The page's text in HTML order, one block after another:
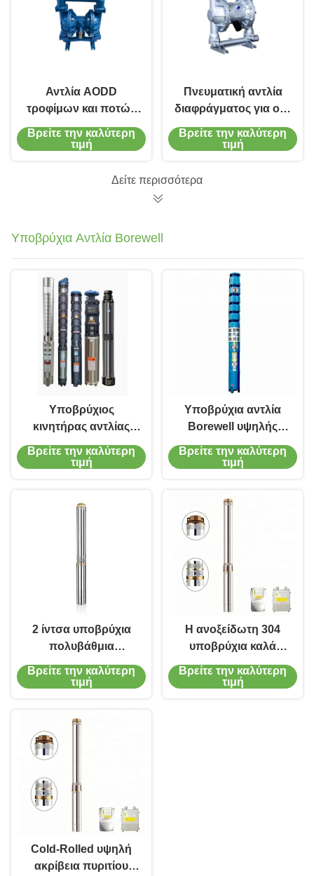
Αντλία AODD
τροφίμων και ποτών
με ρυθμό ροής από
0,1 έως 400 GPM και
Βρείτε την καλύτερη
τιμή
Πνευματική αντλία
διαφράγματος για οξύ
αιθανόλη, υλικό
διπλού διαφράγματος
Βρείτε την καλύτερη
τιμή
Δείτε περισσότερα
Υποβρύχια Αντλία Borewell
Υποβρύχιος
κινητήρας αντλίας
πηγάδι
ενσωματωμένος με
αντλία
Βρείτε την καλύτερη
τιμή
Υποβρύχια αντλία
Borewell υψηλής
αποδοτικότητας για
την πρότυπη QJ
Βρείτε την καλύτερη
τιμή
2 ίντσα υποβρύχια
πολυβάθμια
υποβρύχια αντλία
αντλιών Borewell 3,5
Βρείτε την καλύτερη
τιμή
Η ανοξείδωτη 304
υποβρύχια καλά
αντλία αντλιών 3hp
Borewell υποβρύχια
Βρείτε την καλύτερη
τιμή
Cold-Rolled υψηλή
ακρίβεια πυριτίου